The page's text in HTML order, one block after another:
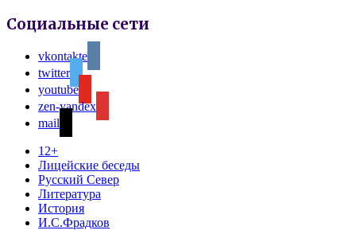
Социальные сети
vkontakte
twitter
youtube
zen-yandex
mail
12+
Лицейские беседы
Русский Север
Литература
История
И.С.Фрадков